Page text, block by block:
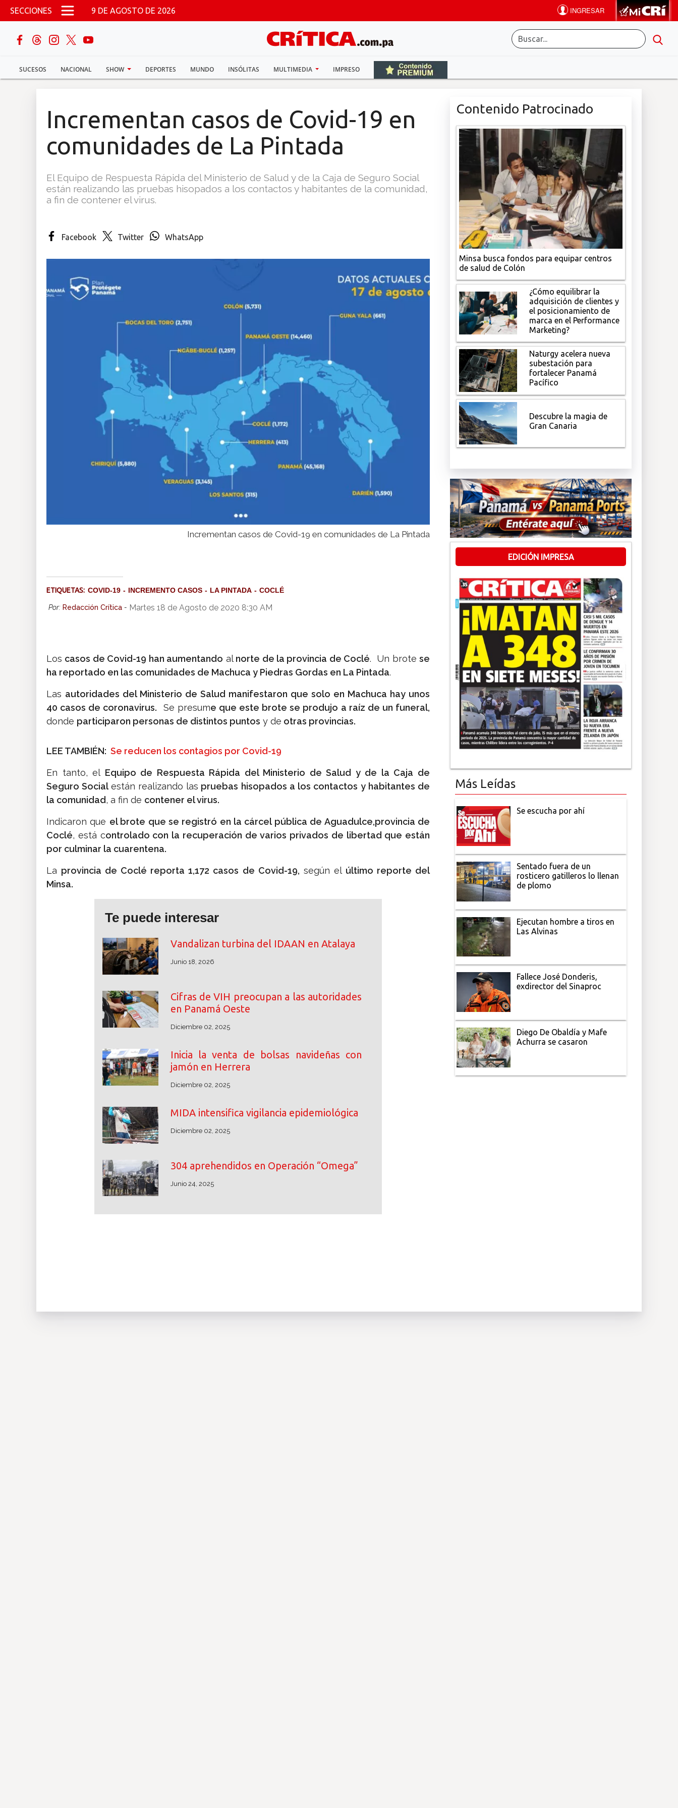
Pasar al contenido principal
SECCIONES 9 DE AGOSTO DE 2026
SUCESOS NACIONAL SHOW DEPORTES MUNDO INSÓLITAS MULTIMEDIA IMPRESO
buscar
Sucesos
Incrementan casos de Covid-19 en
comunidades de La Pintada
El Equipo de Respuesta Rápida del Ministerio de Salud y de la Caja de Seguro Social
están realizando las pruebas hisopados a los contactos y habitantes de la comunidad,
a fin de contener el virus.
Facebook Twitter WhatsApp
Incrementan casos de Covid-19 en comunidades de La Pintada
ETIQUETAS: COVID-19 INCREMENTO CASOS LA PINTADA COCLÉ
Por: Redacción Crítica - Martes 18 de Agosto de 2020 8:30 AM
Los casos de Covid-19 han aumentando alnorte de la provincia de Coclé. Un brote se
ha reportado en las comunidades de Machuca y Piedras Gordas en La Pintada.
Las autoridades del Ministerio de Salud manifestaron que solo en Machuca hay unos
40 casos de coronavirus. Se presume que este brote se produjo a raíz de un funeral,
donde participaron personas de distintos puntos y de otras provincias.
LEE TAMBIÉN: Se reducen los contagios por Covid-19
En tanto, el Equipo de Respuesta Rápida del Ministerio de Salud y de la Caja de
Seguro Socialestán realizando las pruebas hisopados a los contactos y habitantes de
la comunidad, a fin de contener el virus.
Indicaron que el brote que se registró en la cárcel pública de Aguadulce,provincia de
Coclé, está controlado con la recuperación de varios privados de libertad que están
por culminar la cuarentena.
La provincia de Coclé reporta 1,172 casos de Covid-19, según el último reporte del
Minsa.
Te puede interesar
Vandalizan turbina del IDAAN en Atalaya
Junio 18, 2026
Cifras de VIH preocupan a las autoridades
en Panamá Oeste
Diciembre 02, 2025
Inicia la venta de bolsas navideñas con
jamón en Herrera
Diciembre 02, 2025
MIDA intensifica vigilancia epidemiológica
Diciembre 02, 2025
304 aprehendidos en Operación “Omega”
Junio 24, 2025
Contenido Patrocinado
Minsa busca fondos para equipar centros
de salud de Colón
¿Cómo equilibrar la
adquisición de clientes y
el posicionamiento de
marca en el Performance
Marketing?
Naturgy acelera nueva
subestación para
fortalecer Panamá
Pacífico
Descubre la magia de
Gran Canaria
EDICIÓN IMPRESA
Más Leídas
Se escucha por ahí
Sentado fuera de un
rosticero gatilleros lo llenan
de plomo
Ejecutan hombre a tiros en
Las Alvinas
Fallece José Donderis,
exdirector del Sinaproc
Diego De Obaldía y Mafe
Achurra se casaron